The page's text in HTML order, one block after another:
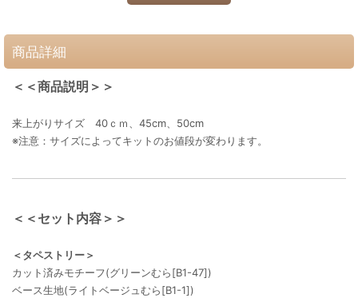
商品詳細
＜＜商品説明＞＞
来上がりサイズ 40ｃｍ、45cm、50cm
※注意：サイズによってキットのお値段が変わります。
＜＜セット内容＞＞
＜タペストリー＞
カット済みモチーフ(グリーンむら[B1-47])
ベース生地(ライトベージュむら[B1-1])